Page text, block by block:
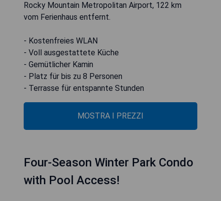
Rocky Mountain Metropolitan Airport, 122 km
vom Ferienhaus entfernt.
- Kostenfreies WLAN
- Voll ausgestattete Küche
- Gemütlicher Kamin
- Platz für bis zu 8 Personen
- Terrasse für entspannte Stunden
MOSTRA I PREZZI
Four-Season Winter Park Condo
with Pool Access!